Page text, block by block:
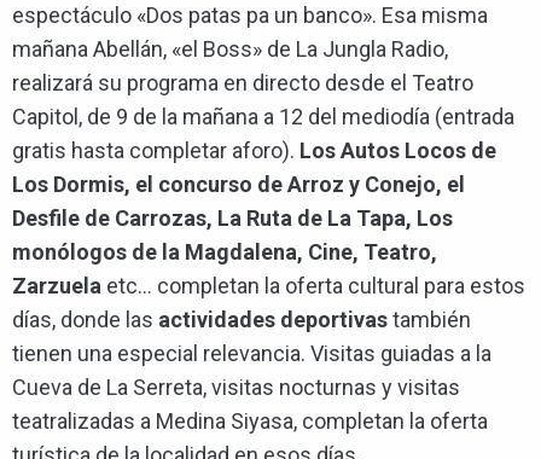
espectáculo «Dos patas pa un banco». Esa misma
mañana Abellán, «el Boss» de La Jungla Radio,
realizará su programa en directo desde el Teatro
Capitol, de 9 de la mañana a 12 del mediodía (entrada
gratis hasta completar aforo). Los Autos Locos de
Los Dormis, el concurso de Arroz y Conejo, el
Desfile de Carrozas, La Ruta de La Tapa, Los
monólogos de la Magdalena, Cine, Teatro,
Zarzuela etc… completan la oferta cultural para estos
días, donde las actividades deportivastambién
tienen una especial relevancia. Visitas guiadas a la
Cueva de La Serreta, visitas nocturnas y visitas
teatralizadas a Medina Siyasa, completan la oferta